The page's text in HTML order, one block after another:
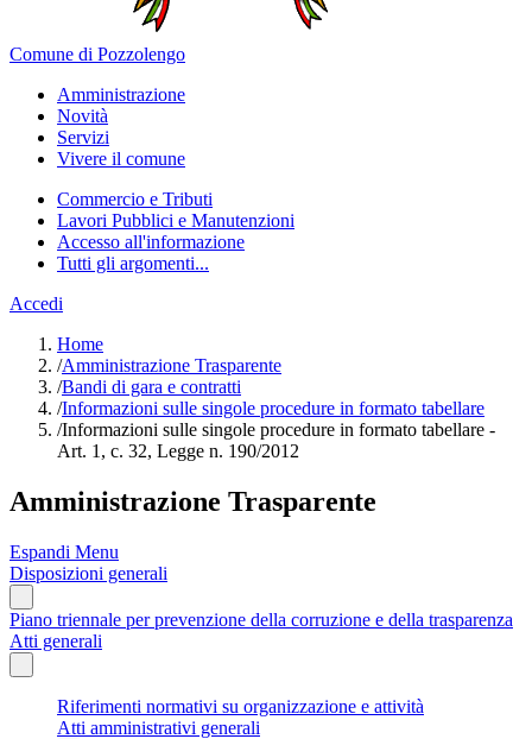
Comune di Pozzolengo
Amministrazione
Novità
Servizi
Vivere il comune
Commercio e Tributi
Lavori Pubblici e Manutenzioni
Accesso all'informazione
Tutti gli argomenti...
Accedi
Home
/Amministrazione Trasparente
/Bandi di gara e contratti
/Informazioni sulle singole procedure in formato tabellare
/Informazioni sulle singole procedure in formato tabellare -
Art. 1, c. 32, Legge n. 190/2012
Amministrazione Trasparente
Espandi Menu
Disposizioni generali
Piano triennale per prevenzione della corruzione e della trasparenza
Atti generali
Riferimenti normativi su organizzazione e attività
Atti amministrativi generali